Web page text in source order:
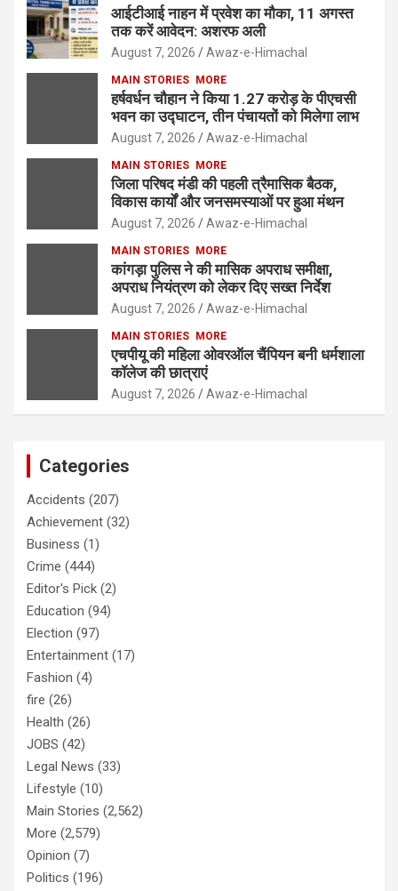
आईटीआई नाहन में प्रवेश का मौका, 11 अगस्त
तक करें आवेदन: अशरफ अली
August 7, 2026 Awaz-e-Himachal
MAIN STORIES MORE
हर्षवर्धन चौहान ने किया 1.27 करोड़ के पीएचसी
भवन का उद्घाटन, तीन पंचायतों को मिलेगा लाभ
August 7, 2026 Awaz-e-Himachal
MAIN STORIES MORE
जिला परिषद मंडी की पहली त्रैमासिक बैठक,
विकास कार्यों और जनसमस्याओं पर हुआ मंथन
August 7, 2026 Awaz-e-Himachal
MAIN STORIES MORE
कांगड़ा पुलिस ने की मासिक अपराध समीक्षा,
अपराध नियंत्रण को लेकर दिए सख्त निर्देश
August 7, 2026 Awaz-e-Himachal
MAIN STORIES MORE
एचपीयू की महिला ओवरऑल चैंपियन बनी धर्मशाला
कॉलेज की छात्राएं
August 7, 2026 Awaz-e-Himachal
Categories
Accidents (207)
Achievement (32)
Business (1)
Crime (444)
Editor's Pick (2)
Education (94)
Election (97)
Entertainment (17)
Fashion (4)
fire (26)
Health (26)
JOBS (42)
Legal News (33)
Lifestyle (10)
Main Stories (2,562)
More (2,579)
Opinion (7)
Politics (196)